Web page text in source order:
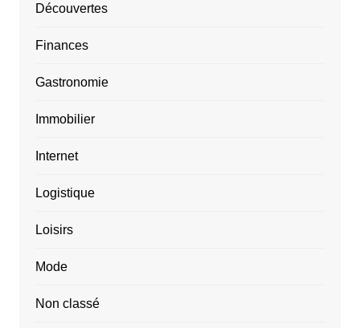
Découvertes
Finances
Gastronomie
Immobilier
Internet
Logistique
Loisirs
Mode
Non classé